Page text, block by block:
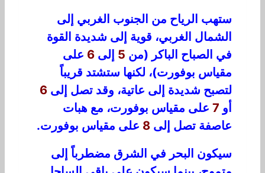
ستهب الرياح من الجنوب الغربي إلى
الشمال الغربي، قوية إلى شديدة القوة
في الصباح الباكر (من 5 إلى 6 على
مقياس بوفورت)، لكنها ستشتد قريباً
لتصبح شديدة إلى عاتية، وقد تصل إلى 6
أو 7 على مقياس بوفورت، مع هبات
عاصفة تصل إلى 8 على مقياس بوفورت.
سيكون البحر في الشرق مضطرباً إلى